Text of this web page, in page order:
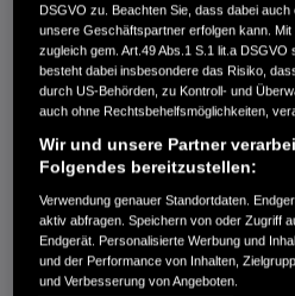
Eine tragbare Motorhacke mit einer
F 220
€1.399,00
DSGVO zu. Beachten Sie, dass dabei
unsere Geschäftspartner erfolgen kann. Mit
zugleich gem. Art.49 Abs.1 S.1 lit.a DSGVO
besteht dabei insbesondere das Risiko,
durch US-Behörden, zu Kontroll- und
auch ohne Rechtsbehelfsmöglichkeiten,
Wir und unsere Partner
Folgendes bereitzustellen:
Verwendung genauer Standortdaten.
aktiv abfragen. Speichern von oder Zugriff
Endgerät. Personalisierte Werbung und
und der Performance von Inhalten,
und Verbesserung von Angeboten.